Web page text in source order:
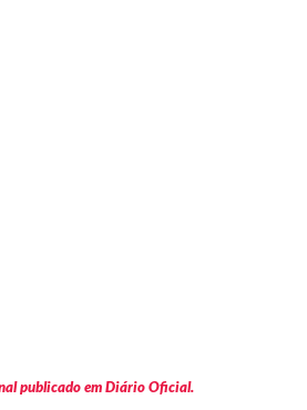
publicado em Diário Oficial.